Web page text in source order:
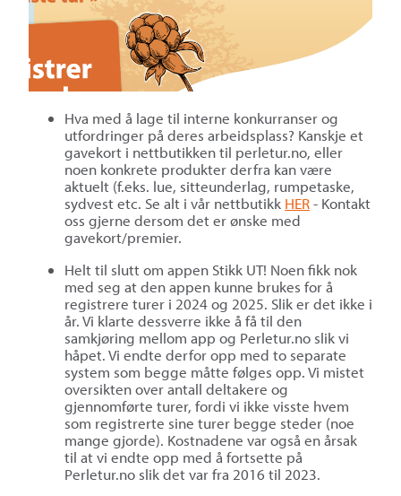
Hva med å lage til interne konkurranser og
utfordringer på deres arbeidsplass? Kanskje et
gavekort i nettbutikken til perletur.no, eller
noen konkrete produkter derfra kan være
aktuelt (f.eks. lue, sitteunderlag, rumpetaske,
sydvest etc. Se alt i vår nettbutikk HER- Kontakt
oss gjerne dersom det er ønske med
gavekort/premier.
Helt til slutt om appen Stikk UT! Noen fikk nok
med seg at den appen kunne brukes for å
registrere turer i 2024 og 2025. Slik er det ikke i
år. Vi klarte dessverre ikke å få til den
samkjøring mellom app og Perletur.no slik vi
håpet. Vi endte derfor opp med to separate
system som begge måtte følges opp. Vi mistet
oversikten over antall deltakere og
gjennomførte turer, fordi vi ikke visste hvem
som registrerte sine turer begge steder (noe
mange gjorde). Kostnadene var også en årsak
til at vi endte opp med å fortsette på
Perletur.no slik det var fra 2016 til 2023.